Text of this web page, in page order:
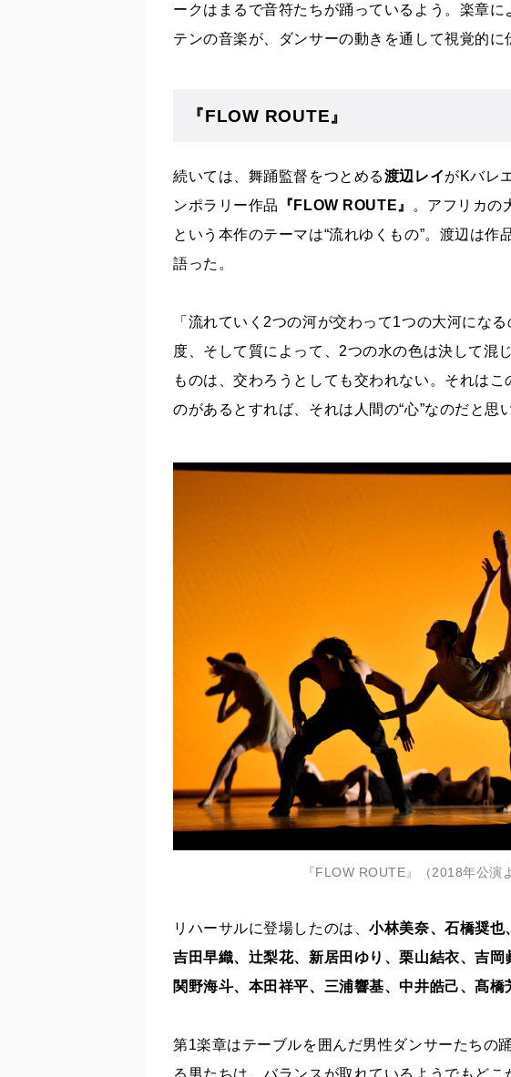
ークはまるで音符たちが踊っているよう。楽章
テンの音楽が、ダンサーの動きを通して視覚的に
『FLOW ROUTE』
続いては、舞踊監督をつとめる渡辺レイがKバレ
ンポラリー作品
『FLOW ROUTE』 。 アフリカの
という本作のテーマは“流れゆくもの”。 渡辺は作
語った。
「 流れていく 2つの河が交わって1つの大河になる
度、そして質によって、2つの水の色は決して混
ものは、交わろうとしても交われない 。それは こ
のがあるとすれば
それは 人間の“心”なのだと思
『FLOW ROUTE』（2018年公
リハーサルに登場したのは、小林美奈、石橋奨也
吉田早織、辻梨花、新居田ゆり、栗山結衣、吉岡
関野海斗、本田祥平、三浦響基、中井皓己、髙橋
第1楽章はテーブルを囲んだ男性ダンサーたちの